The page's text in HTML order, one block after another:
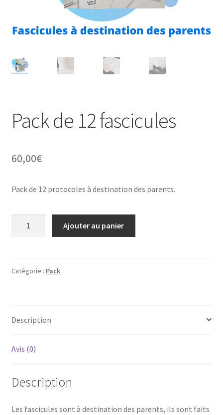
Pack de 12 fascicules
60,00€
Pack de 12 protocoles à destination des parents.
12
Ajouter au panier
Catégorie : Pack
Description
Avis (0)
Description
Les fascicules sont à destination des parents, ils sont faits